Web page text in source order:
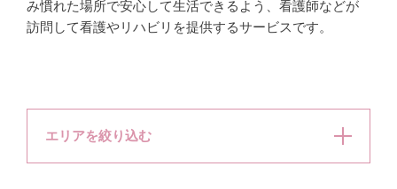
み慣れた場所で安心して生活できるよう、看護師などが
訪問して看護やリハビリを提供するサービスです。
エリアを絞り込む